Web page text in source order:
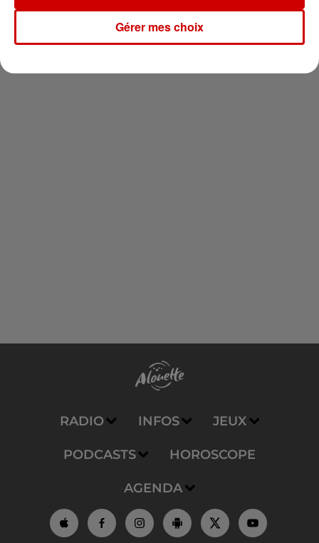
Newsletter
RADIO INFOS JEUX
PODCASTS HOROSCOPE
AGENDA
Gérer mes choix